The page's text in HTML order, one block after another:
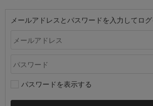
メールアドレスとパスワードを入力してログ
パスワードを表示する